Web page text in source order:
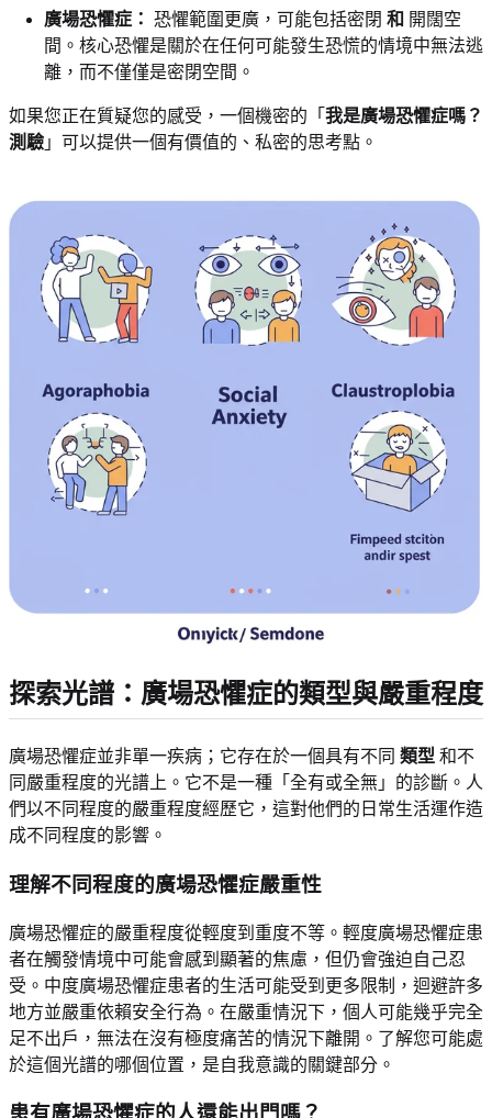
廣場恐懼症： 恐懼範圍更廣，可能包括密閉 和 開闊空
間。核心恐懼是關於在任何可能發生恐慌的情境中無法逃
離，而不僅僅是密閉空間。
如果您正在質疑您的感受，一個機密的「 我是廣場恐懼症嗎？
測驗 」可以提供一個有價值的、私密的思考點。
探索光譜：廣場恐懼症的類型與嚴重程度
廣場恐懼症並非單一疾病；它存在於一個具有不同 類型 和不
同嚴重程度的光譜上。它不是一種「全有或全無」的診斷。人
們以不同程度的嚴重程度經歷它，這對他們的日常生活運作造
成不同程度的影響。
理解不同程度的廣場恐懼症嚴重性
廣場恐懼症的嚴重程度從輕度到重度不等。輕度廣場恐懼症患
者在觸發情境中可能會感到顯著的焦慮，但仍會強迫自己忍
受。中度廣場恐懼症患者的生活可能受到更多限制，迴避許多
地方並嚴重依賴安全行為。在嚴重情況下，個人可能幾乎完全
足不出戶，無法在沒有極度痛苦的情況下離開。了解您可能處
於這個光譜的哪個位置，是自我意識的關鍵部分。